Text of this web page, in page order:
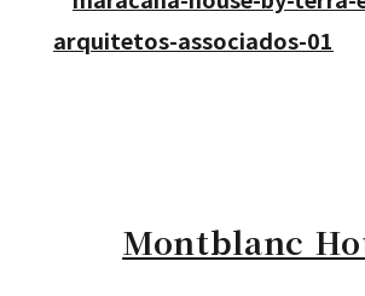
Montblanc